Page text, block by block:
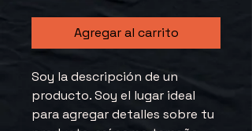
Agregar al carrito
Soy la descripción de un
producto. Soy el lugar ideal
para agregar detalles sobre tu